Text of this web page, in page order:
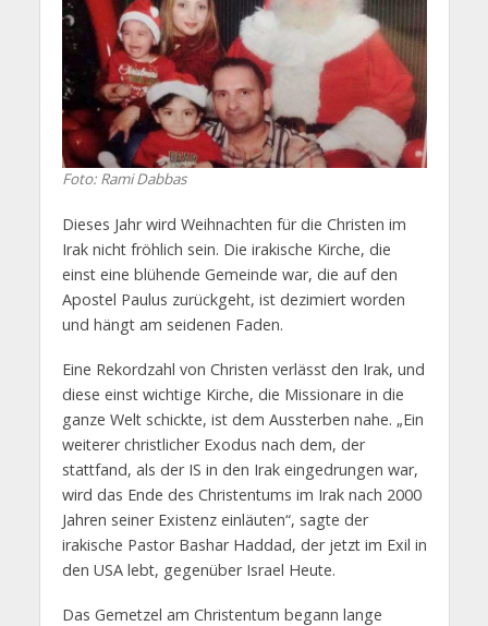
Foto: Rami Dabbas
Dieses Jahr wird Weihnachten für die Christen im
Irak nicht fröhlich sein. Die irakische Kirche, die
einst eine blühende Gemeinde war, die auf den
Apostel Paulus zurückgeht, ist dezimiert worden
und hängt am seidenen Faden.
Eine Rekordzahl von Christen verlässt den Irak, und
diese einst wichtige Kirche, die Missionare in die
ganze Welt schickte, ist dem Aussterben nahe. „Ein
weiterer christlicher Exodus nach dem, der
stattfand, als der IS in den Irak eingedrungen war,
wird das Ende des Christentums im Irak nach 2000
Jahren seiner Existenz einläuten“, sagte der
irakische Pastor Bashar Haddad, der jetzt im Exil in
den USA lebt, gegenüber Israel Heute.
Das Gemetzel am Christentum begann lange